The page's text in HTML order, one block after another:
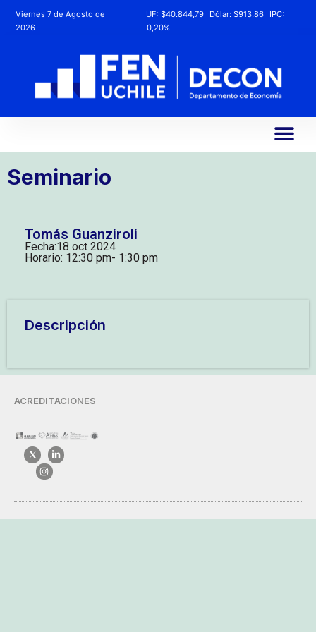
Viernes 7 de Agosto de
2026
UF: $40.844,79 Dólar: $913,86
IPC:
-0,20%
Seminario
Tomás Guanziroli
Fecha:18 oct 2024
Horario: 12:30 pm- 1:30 pm
Descripción
ACREDITACIONES